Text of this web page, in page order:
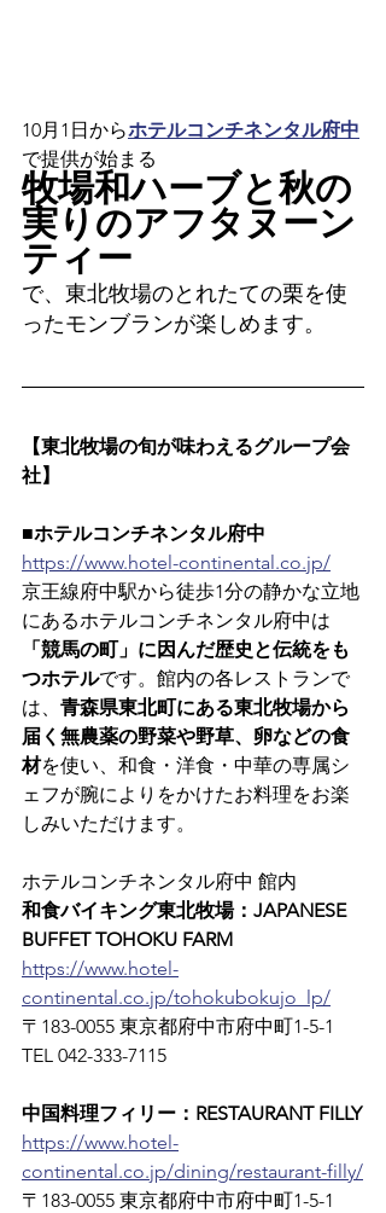
10月1日からホテルコンチネンタル府中
で提供が始まる
牧場和ハーブと秋の
実りのアフタヌーン
ティー
で、東北牧場のとれたての栗を使
ったモンブランが楽しめます。
【東北牧場の旬が味わえるグループ会
社】
■ホテルコンチネンタル府中
https://www.hotel-continental.co.jp/
京王線府中駅から徒歩1分の静かな立地
にあるホテルコンチネンタル府中は
「競馬の町」に因んだ歴史と伝統をも
つホテルです。館内の各レストランで
は、 青森県東北町にある東北牧場から
届く無農薬の野菜や野草、卵などの食
材を使い、和食・洋食・中華の専属シ
ェフが腕によりをかけたお料理をお楽
しみいただけます。
ホテルコンチネンタル府中 館内
和食バイキング東北牧場：JAPANESE
BUFFET TOHOKU FARM
https://www.hotel-
continental.co.jp/tohokubokujo_lp/
〒183-0055 東京都府中市府中町1-5-1
TEL 042-333-7115
中国料理フィリー：RESTAURANT FILLY
https://www.hotel-
continental.co.jp/dining/restaurant-filly/
〒183-0055 東京都府中市府中町1-5-1